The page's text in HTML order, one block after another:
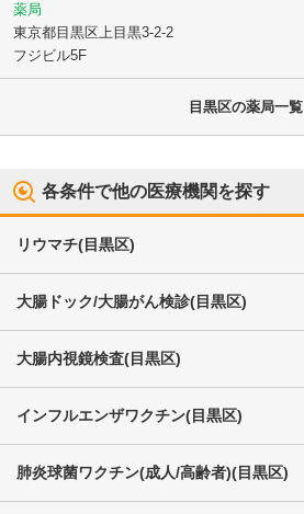
薬局
東京都目黒区上目黒3-2-2
フジビル5F
目黒区の薬局一覧
各条件で他の医療機関を探す
リウマチ(目黒区)
大腸ドック/大腸がん検診(目黒区)
大腸内視鏡検査(目黒区)
インフルエンザワクチン(目黒区)
肺炎球菌ワクチン(成人/高齢者)(目黒区)